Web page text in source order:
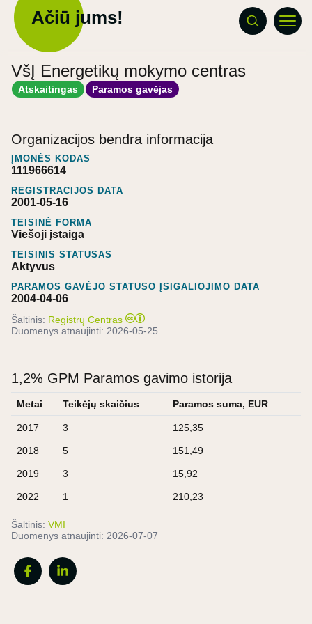
Ačiū jums!
VšĮ Energetikų mokymo centras
Atskaitingas Paramos gavėjas
Organizacijos bendra informacija
ĮMONĖS KODAS
111966614
REGISTRACIJOS DATA
2001-05-16
TEISINĖ FORMA
Viešoji įstaiga
TEISINIS STATUSAS
Aktyvus
PARAMOS GAVĖJO STATUSO ĮSIGALIOJIMO DATA
2004-04-06
Šaltinis: Registrų Centras
Duomenys atnaujinti: 2026-05-25
1,2% GPM Paramos gavimo istorija
Metai Teikėjų skaičius Paramos suma, EUR
2017 3 125,35
2018 5 151,49
2019 3 15,92
2022 1 210,23
Šaltinis: VMI
Duomenys atnaujinti: 2026-07-07